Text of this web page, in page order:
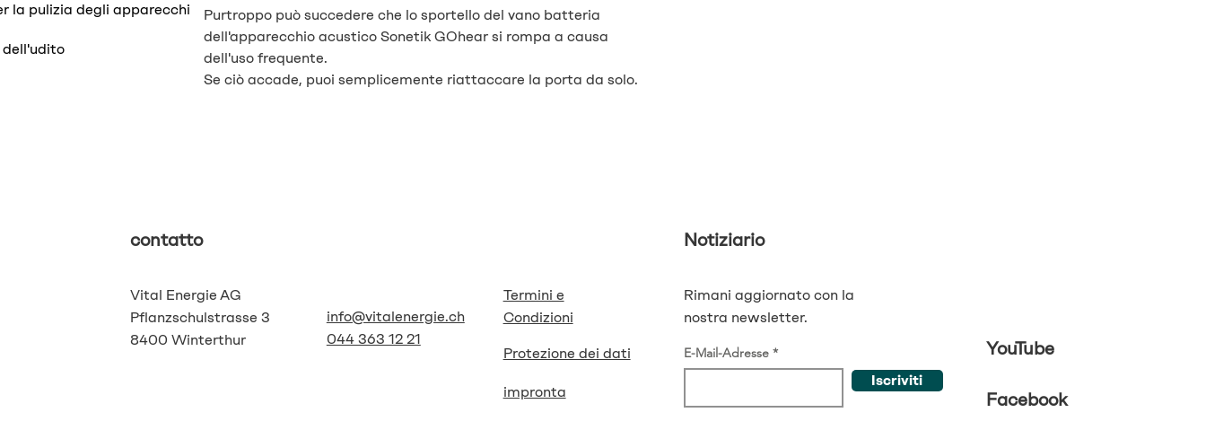
la pulizia degli apparecchi
dell'udito
Purtroppo può succedere che lo sportello del vano batteria
dell'apparecchio acustico Sonetik GOhear si rompa a causa
dell'uso frequente.
Se ciò accade, puoi semplicemente riattaccare la porta da solo.
contatto
Vital Energie AG
Pflanzschulstrasse 3
8400 Winterthur
info@vitalenergie.ch
044 363 12 21
Termini e
Condizioni
Protezione dei dati
impronta
Notiziario
Rimani aggiornato con la
nostra newsletter.
E-Mail-Adresse
Iscriviti
YouTube
Facebook